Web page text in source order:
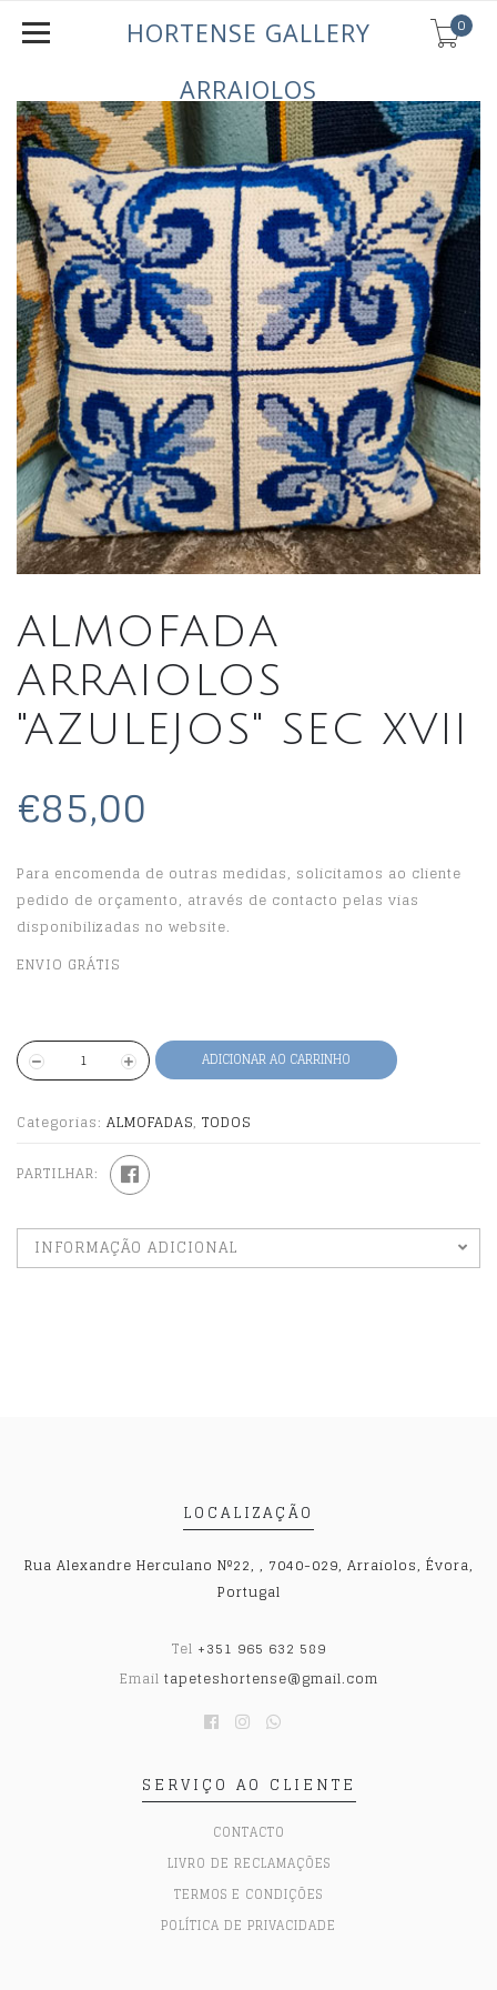
HORTENSE GALLERY
ARRAIOLOS
0
ALMOFADA
ARRAIOLOS
"AZULEJOS" SEC XVII
€85,00
Para encomenda de outras medidas, solicitamos ao cliente
pedido de orçamento, através de contacto pelas vias
disponibilizadas no website.
ENVIO GRÁTIS
ADICIONAR AO CARRINHO
Categorias: ALMOFADAS, TODOS
PARTILHAR:
INFORMAÇÃO ADICIONAL
LOCALIZAÇÃO
Rua Alexandre Herculano Nº22, , 7040-029, Arraiolos, Évora,
Portugal
Tel +351 965 632 589
Email tapeteshortense@gmail.com
SERVIÇO AO CLIENTE
CONTACTO
LIVRO DE RECLAMAÇÕES
TERMOS E CONDIÇÕES
POLÍTICA DE PRIVACIDADE